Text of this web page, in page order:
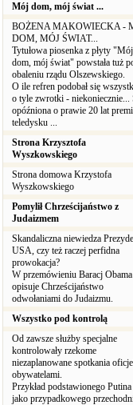
Mój dom, mój świat ...
BOŻENA MAKOWIECKA -
DOM, MÓJ ŚWIAT...
Tytułowa piosenka z płyty "Mój
dom, mój świat" powstała tuż
obaleniu rządu Olszewskiego.
O ile refren podobał się
o tyle zwrotki - niekoniecznie...
opóźniona o prawie 20 lat
teledysku ...
Strona Krzysztofa
Wyszkowskiego
Strona domowa Krzystofa
Wyszkowskiego
Pomylił Chrześcijaństwo z
Judaizmem
Skandaliczna niewiedza
USA, czy też raczej perfidna
prowokacja?
W przemówieniu Baracj Obama
opisuje Chrześcijaństwo
odwołaniami do Judaizmu.
Wszystko pod kontrolą
Od zawsze służby specjalne
kontrolowały rzekome
niezaplanowane spotkania
obywatelami.
Przykład podstawionego
jako przypadkowego